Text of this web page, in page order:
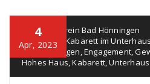
4
Apr, 2023
Heimatverein Bad Hönningen
Hönningen
Kabarett im Unterhaus
Bad Hönningen,Engagement,
Hohes Haus,Kabarett,Unterhaus